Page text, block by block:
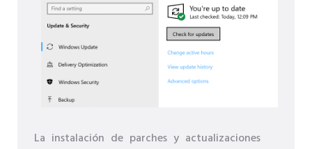
La instalación de parches y actualizaciones